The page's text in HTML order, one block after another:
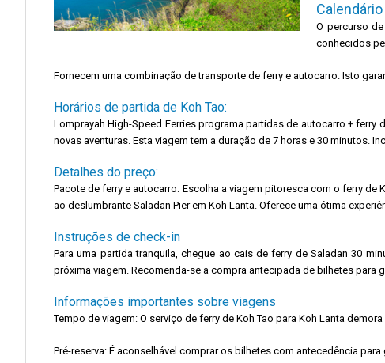
O percurso
conhecidos
Fornecem uma combinação de transporte de ferry e autocarro. Isto
Horários de partida de Koh Tao:
Lomprayah High-Speed ​​​​Ferries programa partidas de autocarro + ferry
novas aventuras. Esta viagem tem a duração de 7 horas e 30 minutos.
Detalhes do preço:
Pacote de ferry e autocarro: Escolha a viagem pitoresca com o ferry de
ao deslumbrante Saladan Pier em Koh Lanta. Oferece uma ótima
Instruções de check-in
Para uma partida tranquila, chegue ao cais de ferry de Saladan 30
próxima viagem. Recomenda-se a compra antecipada de bilhetes para
Informações importantes sobre viagens
Tempo de viagem: O serviço de ferry de Koh Tao para Koh Lanta
Pré-reserva: É aconselhável comprar os bilhetes com antecedência para